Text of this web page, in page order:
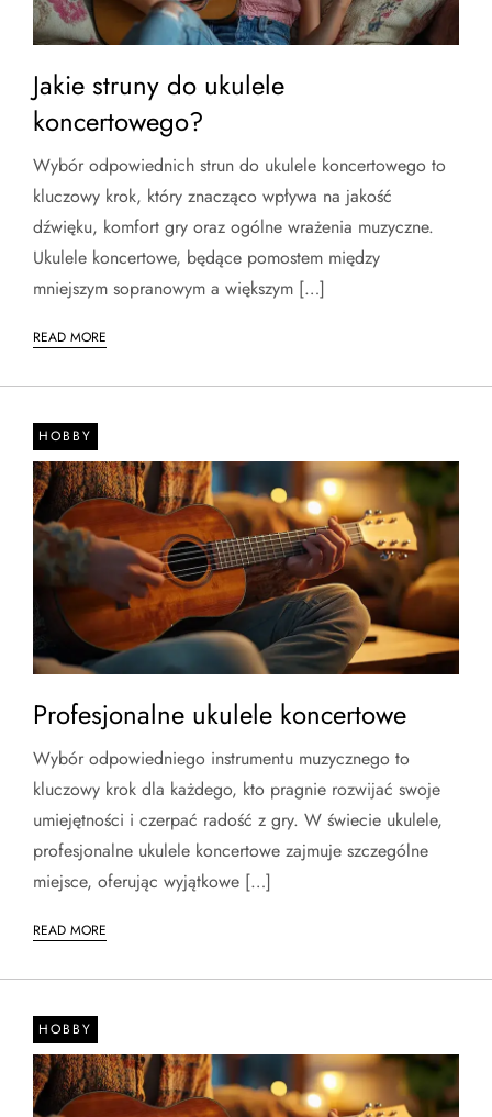
Jakie struny do ukulele
koncertowego?
Wybór odpowiednich strun do ukulele koncertowego to
kluczowy krok, który znacząco wpływa na jakość
dźwięku, komfort gry oraz ogólne wrażenia muzyczne.
Ukulele koncertowe, będące pomostem między
mniejszym sopranowym a większym […]
READ MORE
HOBBY
Profesjonalne ukulele koncertowe
Wybór odpowiedniego instrumentu muzycznego to
kluczowy krok dla każdego, kto pragnie rozwijać swoje
umiejętności i czerpać radość z gry. W świecie ukulele,
profesjonalne ukulele koncertowe zajmuje szczególne
miejsce, oferując wyjątkowe […]
READ MORE
HOBBY